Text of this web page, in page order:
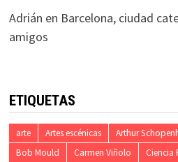
Adrián en Barcelona, ciudad
amigos
ETIQUETAS
arte Artes escénicas Arthur
Bob Mould
Carmen Viñolo Ciencia